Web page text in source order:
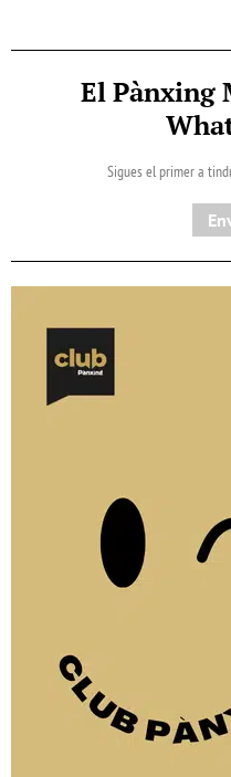
El Pànxing
Sigues el primer a